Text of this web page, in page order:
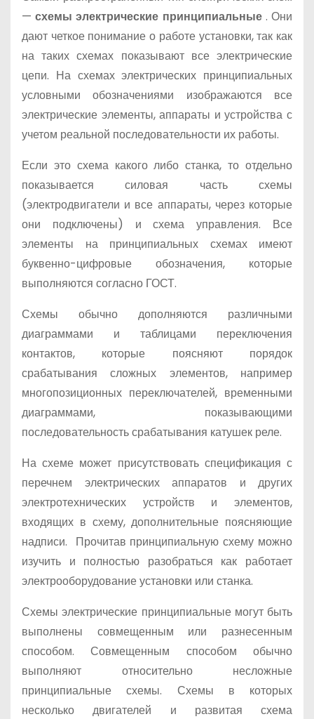
—схемы электрические принципиальные . Они
дают четкое понимание о работе установки, так как
на таких схемах показывают все электрические
цепи. На схемах электрических принципиальных
условными обозначениями изображаются все
электрические элементы, аппараты и устройства с
учетом реальной последовательности их работы.
Если это схема какого либо станка, то отдельно
показывается силовая часть схемы
(электродвигатели и все аппараты, через которые
они подключены) и схема управления. Все
элементы на принципиальных схемах имеют
буквенно-цифровые обозначения, которые
выполняются согласно ГОСТ.
Схемы обычно дополняются различными
диаграммами и таблицами переключения
контактов, которые поясняют порядок
срабатывания сложных элементов, например
многопозиционных переключателей, временными
диаграммами, показывающими
последовательность срабатывания катушек реле.
На схеме может присутствовать спецификация с
перечнем электрических аппаратов и других
электротехнических устройств и элементов,
входящих в схему, дополнительные поясняющие
надписи. Прочитав принципиальную схему можно
изучить и полностью разобраться как работает
электрооборудование установки или станка.
Схемы электрические принципиальные могут быть
выполнены совмещенным или разнесенным
способом. Совмещенным способом обычно
выполняют относительно несложные
принципиальные схемы. Схемы в которых
несколько двигателей и развитая схема